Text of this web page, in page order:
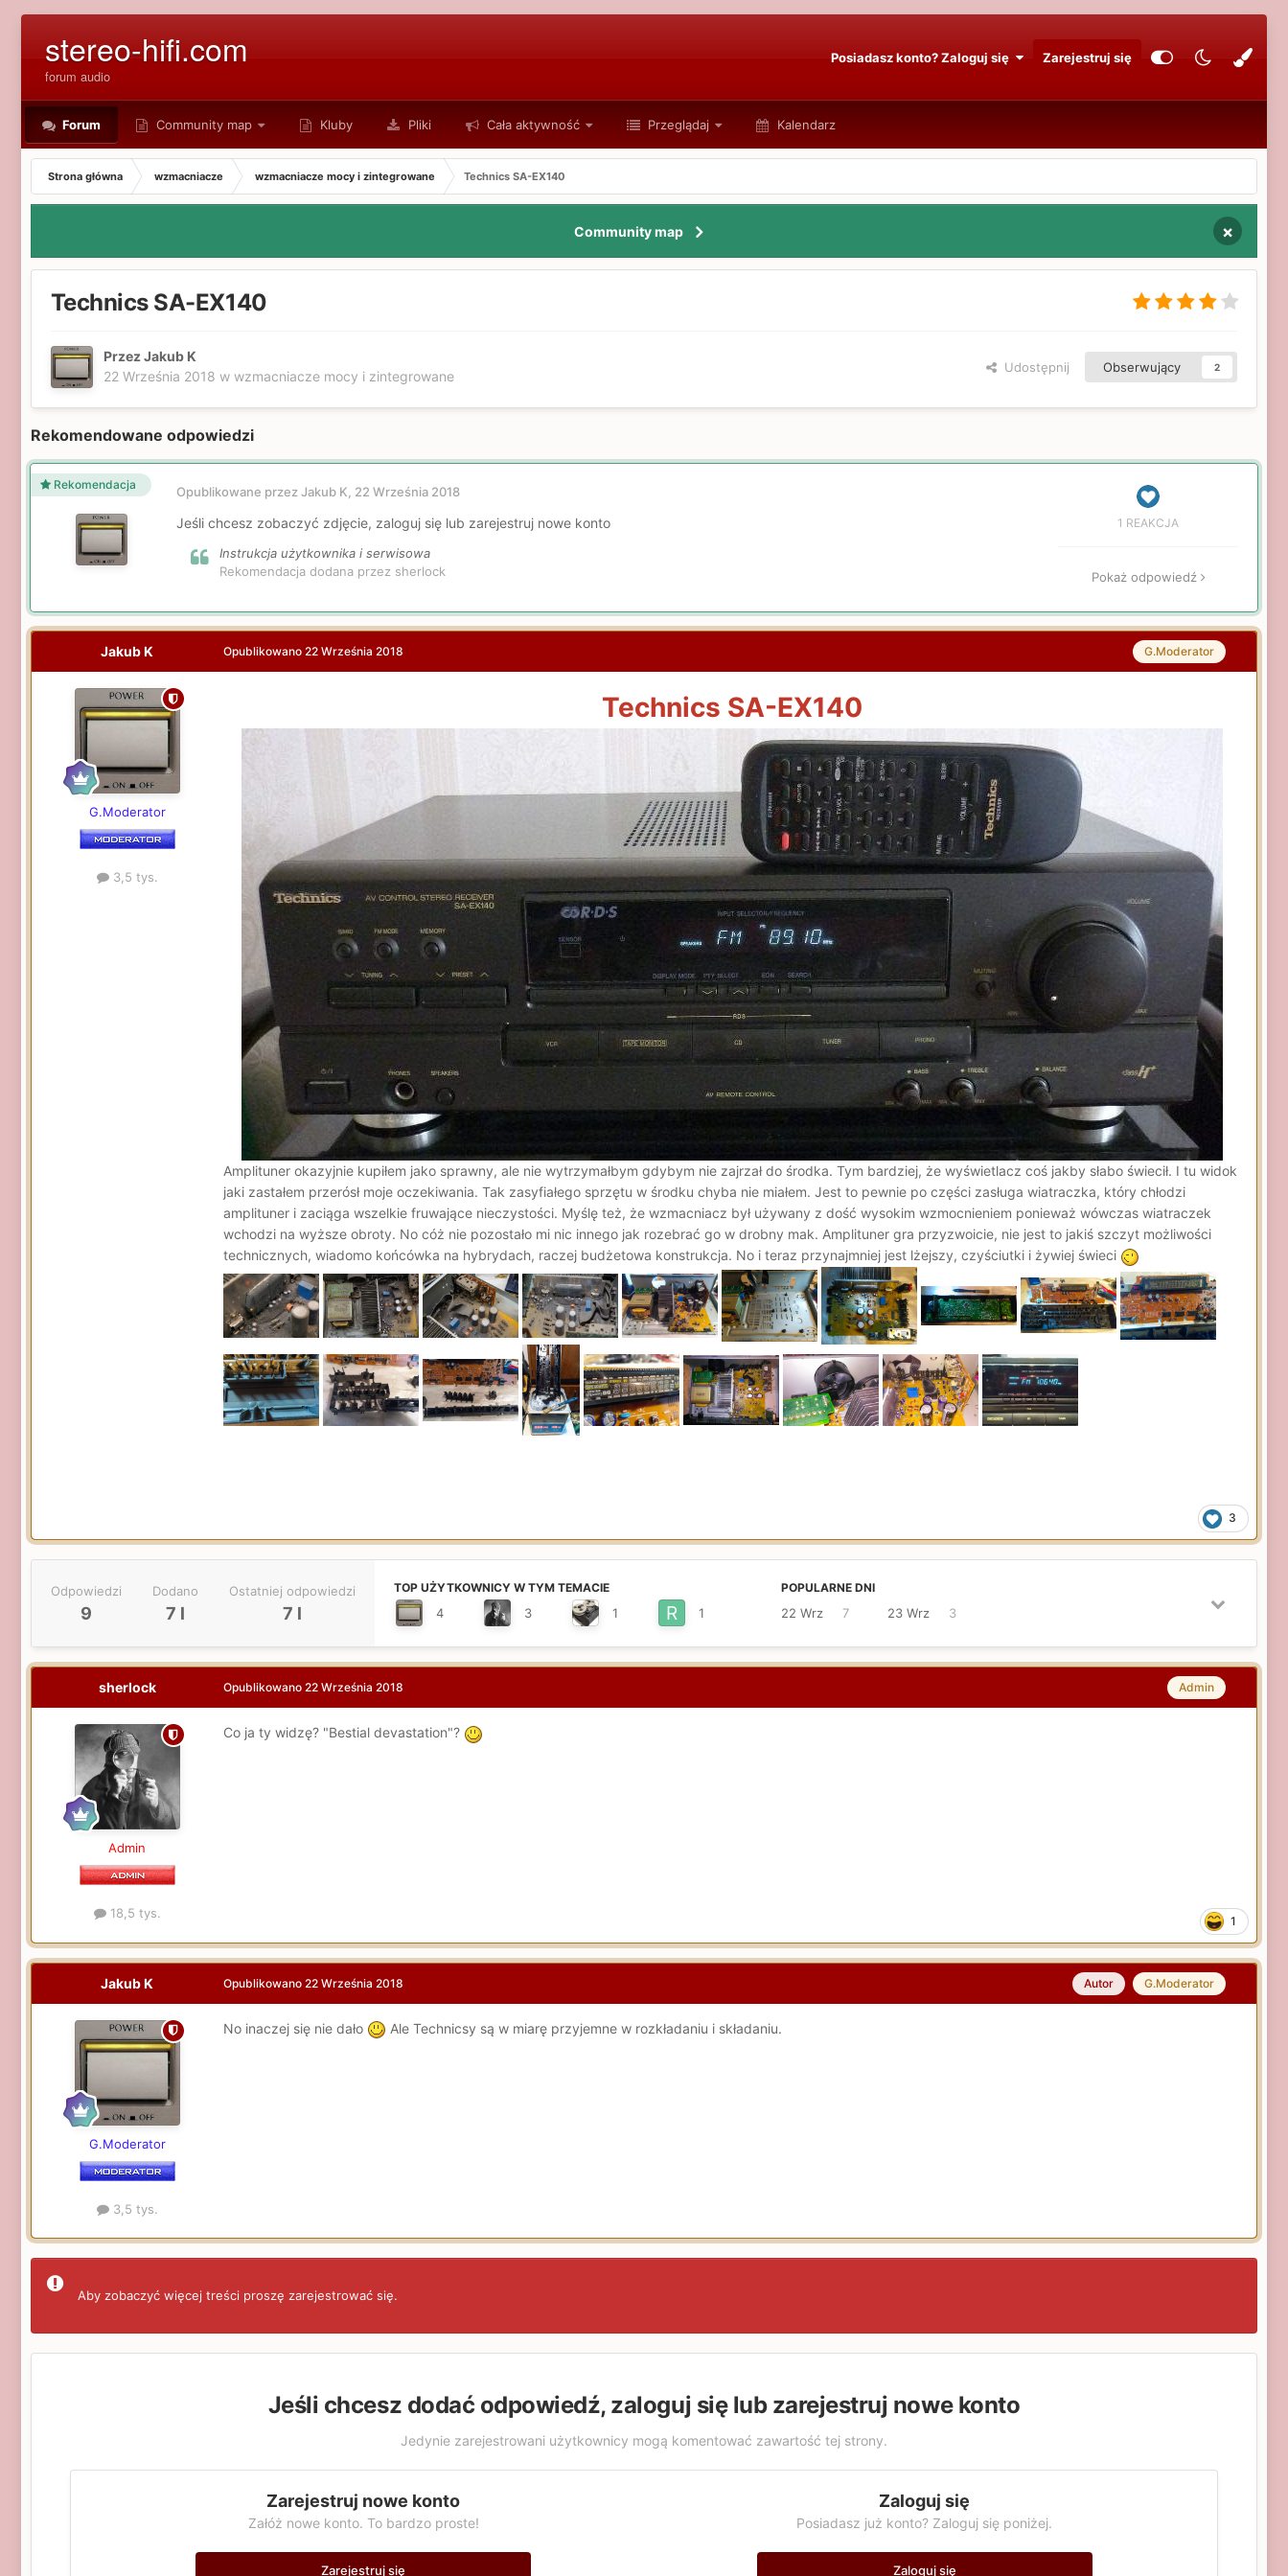
stereo-hifi.com
forum audio
Posiadasz konto? Zaloguj się Zarejestruj się
Forum Community map Kluby Pliki Cała aktywność Przeglądaj Kalendarz
Strona główna wzmacniacze wzmacniacze mocy i zintegrowane Technics SA-EX140
Community map ×
Technics SA-EX140
Przez Jakub K
22 Września 2018 w wzmacniacze mocy i zintegrowane
Udostępnij Obserwujący 2
Rekomendowane odpowiedzi
Rekomendacja Opublikowane przez Jakub K, 22 Września 2018
Jeśli chcesz zobaczyć zdjęcie, zaloguj się lub zarejestruj nowe konto
Instrukcja użytkownika i serwisowa
Rekomendacja dodana przez sherlock
1 REAKCJA
Pokaż odpowiedź
Jakub K
G.Moderator
3,5 tys.
G.Moderator
Opublikowano 22 Września 2018
Technics SA-EX140
Amplituner okazyjnie kupiłem jako sprawny, ale nie wytrzymałbym gdybym nie zajrzał do środka. Tym bardziej, że wyświetlacz coś jakby słabo świecił. I tu widok
jaki zastałem przerósł moje oczekiwania. Tak zasyfiałego sprzętu w środku chyba nie miałem. Jest to pewnie po części zasługa wiatraczka, który chłodzi
amplituner i zaciąga wszelkie fruwające nieczystości. Myślę też, że wzmacniacz był używany z dość wysokim wzmocnieniem ponieważ wówczas wiatraczek
wchodzi na wyższe obroty. No cóż nie pozostało mi nic innego jak rozebrać go w drobny mak. Amplituner gra przyzwoicie, nie jest to jakiś szczyt możliwości
technicznych, wiadomo końcówka na hybrydach, raczej budżetowa konstrukcja. No i teraz przynajmniej jest lżejszy, czyściutki i żywiej świeci
3
Odpowiedzi
9
Dodano
7 l
Ostatniej odpowiedzi
7 l
TOP UŻYTKOWNICY W TYM TEMACIE
4 3 1 1
POPULARNE DNI
22 Wrz 7 23 Wrz 3
sherlock
Admin
18,5 tys.
Admin
Opublikowano 22 Września 2018
Co ja ty widzę? "Bestial devastation"?
1
Jakub K
G.Moderator
3,5 tys.
Autor G.Moderator
Opublikowano 22 Września 2018
No inaczej się nie dało Ale Technicsy są w miarę przyjemne w rozkładaniu i składaniu.
Aby zobaczyć więcej treści proszę zarejestrować się.
Jeśli chcesz dodać odpowiedź, zaloguj się lub zarejestruj nowe konto
Jedynie zarejestrowani użytkownicy mogą komentować zawartość tej strony.
Zarejestruj nowe konto
Załóż nowe konto. To bardzo proste!
Zarejestruj się
Zaloguj się
Posiadasz już konto? Zaloguj się poniżej.
Zaloguj się